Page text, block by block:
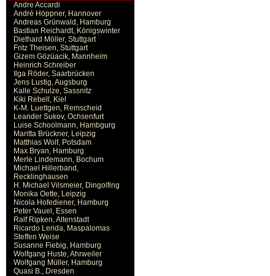
Andre Accardi
André Höppner, Hannover
Andreas Grünwald, Hamburg
Bastian Reichardt, Königswinter
Diethard Möller, Stuttgart
Fritz Theisen, Stuttgart
Gizem Gözüacik, Mannheim
Heinrich Schreiber
Ilga Röder, Saarbrücken
Jens Lustig, Augsburg
Kalle Schulze, Sassnitz
Kiki Rebell, Kiel
K-M. Luettgen, Remscheid
Leander Sukov, Ochsenfurt
Luise Schoolmann, Hambgurg
Maritta Brückner, Leipzig
Matthias Wolf, Potsdam
Max Bryan, Hamburg
Merle Lindemann, Bochum
Michael Hillerband,
Recklinghausen
H. Michael Vilsmeier, Dingolfing
Monika Oette, Leipzig
Nicola Hofediener, Hamburg
Peter Vauel, Essen
Ralf Ripken, Altenstadt
Ricardo Lerida, Maspalomas
Steffen Weise
Susanne Fiebig, Hamburg
Wolfgang Huste, Ahrweiler
Wolfgang Müller, Hamburg
Quasi B., Dresden